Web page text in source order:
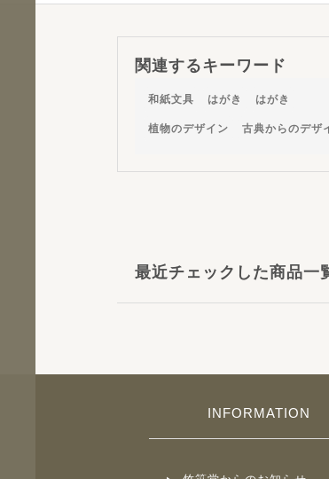
関連するキーワード
和紙文具 はがき はがき
植物のデザイン 古典からのデザ
最近チェックした商品一
INFORMATION